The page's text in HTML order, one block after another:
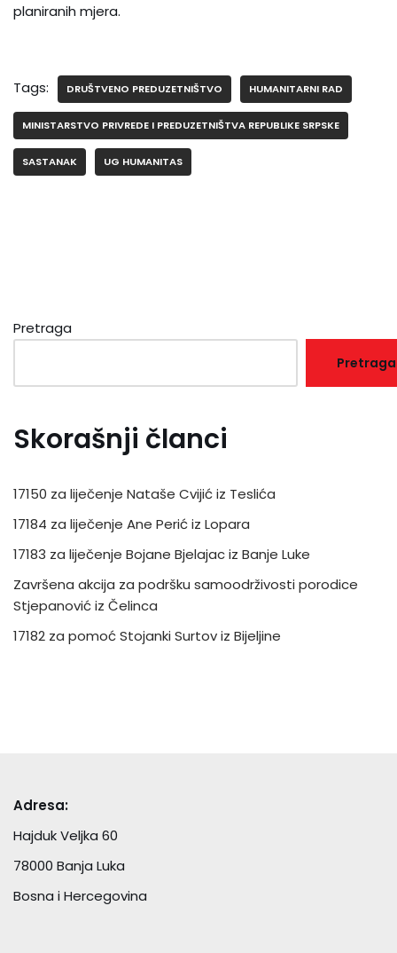
planiranih mjera.
Tags: DRUŠTVENO PREDUZETNIŠTVO HUMANITARNI RAD
MINISTARSTVO PRIVREDE I PREDUZETNIŠTVA REPUBLIKE SRPSKE
SASTANAK UG HUMANITAS
Pretraga
Pretraga
Skorašnji članci
17150 za liječenje Nataše Cvijić iz Teslića
17184 za liječenje Ane Perić iz Lopara
17183 za liječenje Bojane Bjelajac iz Banje Luke
Završena akcija za podršku samoodrživosti porodice
Stjepanović iz Čelinca
17182 za pomoć Stojanki Surtov iz Bijeljine
Adresa:
Hajduk Veljka 60
78000 Banja Luka
Bosna i Hercegovina